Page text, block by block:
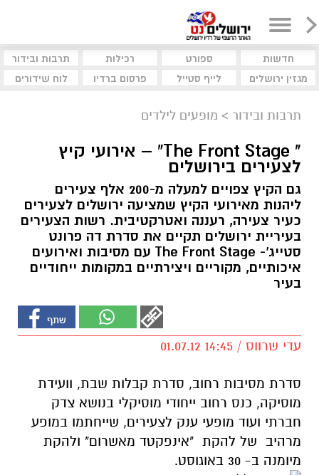
חדשות ספורט רכילות
תרבות ובידור
מגזין ירושלים
לייף סטייל פרסום ברדיו לוח שידורים
תרבות ובידור > מופעים לילדים
" The Front Stage" – אירועי קיץ
לצעירים בירושלים
גם הקיץ צפויים למעלה מ-200 אלף צעירים
ליהנות מאירועי הקיץ שמציעה ירושלים לצעירים
כעיר צעירה, רעננה ואטרקטיבית. רשות הצעירים
בעיריית ירושלים תקיים את סדרת דה פרונט
סטייג'- The Front Stage עם מסיבות ואירועים
איכותיים, מקוריים ויצירתיים במקומות ייחודיים
בעיר
עדי שרווס / 14:45 01.07.12
סדרת מסיבות רחוב, סדרת קבלות שבת, וועידת
מוסיקה, כנס רחוב ייחודי מוסיקלי בנושא צדק
חברתי ועוד מופעי ענק לצעירים, שייחתמו במופע
מרהיב של להקת "אינפקטד מאשרום" ולהקת
מיומנה ב- 30 באוגוסט.